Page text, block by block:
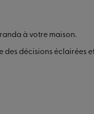
à votre maison.
des décisions éclairées